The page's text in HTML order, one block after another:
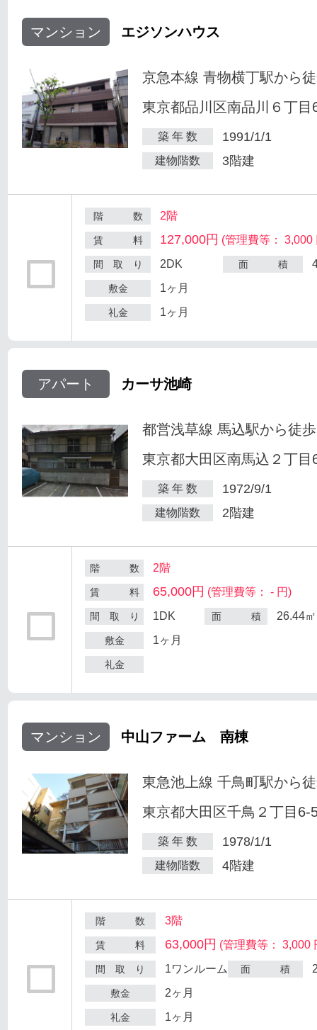
マンション エジソンハウス
京急本線 青物横丁駅から
東京都品川区南品川６丁目
築 年 数 1991/1/1
建物階数 3階建
階 数 2階
賃 料 127,000円 (管理費等： 3,000
間 取 り 2DK 面 積
敷金 1ヶ月
礼金 1ヶ月
アパート カーサ池崎
都営浅草線 馬込駅から徒
東京都大田区南馬込２丁目
築 年 数 1972/9/1
建物階数 2階建
階 数 2階
賃 料 65,000円 (管理費等： - 円)
間 取 り 1DK 面 積 26.44㎡
敷金 1ヶ月
礼金
マンション 中山ファーム 南棟
東急池上線 千鳥町駅から
東京都大田区千鳥２丁目6-
築 年 数 1978/1/1
建物階数 4階建
階 数 3階
賃 料 63,000円 (管理費等： 3,000
間 取 り 1ワンルーム 面 積
敷金 2ヶ月
礼金 1ヶ月